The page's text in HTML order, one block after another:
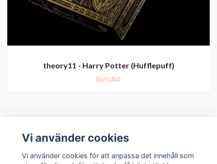
theory11 - Harry Potter (Hufflepuff)
Slutsåld
Vi använder cookies
Vi använder cookies för att anpassa det innehåll som